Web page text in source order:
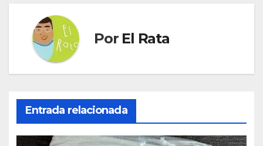
Por El Rata
Entrada relacionada